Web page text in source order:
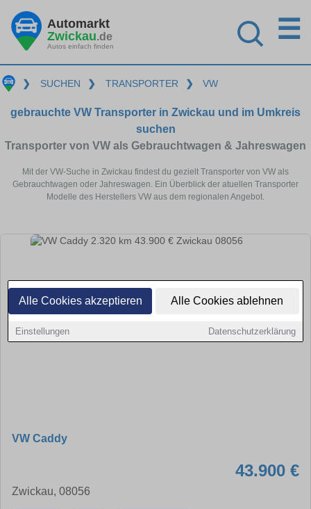
Alle Cookies akzeptieren Alle Cookies ablehnen
Einstellungen Datenschutzerklärung
Automarkt
Zwickau.de
Autos einfach finden
☰
❯ SUCHEN ❯ TRANSPORTER ❯ VW
gebrauchte VW Transporter in Zwickau und im Umkreis
suchen
Transporter von VW als Gebrauchtwagen & Jahreswagen
Mit der VW-Suche in Zwickau findest du gezielt Transporter von VW als
Gebrauchtwagen oder Jahreswagen. Ein Überblick der atuellen Transporter
Modelle des Herstellers VW aus dem regionalen Angebot.
VW Caddy
43.900 €
Zwickau, 08056